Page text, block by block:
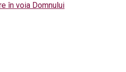
în voia Domnului